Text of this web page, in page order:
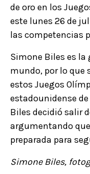
de oro en los
este lunes 26 de
las competencias
Simone Biles es
mundo, por lo que
estos Juegos
estadounidense
Biles decidió salir
argumentando
preparada para
Simone Biles,